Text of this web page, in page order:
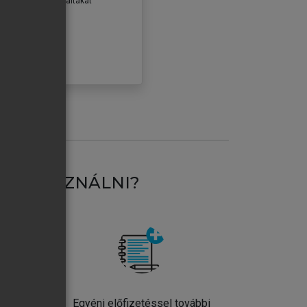
HASZNÁLNI?
Egyéni előfizetéssel további